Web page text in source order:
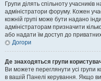
Групи ділять спільноту учасників
адміністратори форуму. Кожен
кожній групі може бути надано
адміністраторам призначити
або надати їм доступ до
Догори
Де знаходяться групи
Ви можете переглянути усі групи
в вашій Панелі керування. Якщо